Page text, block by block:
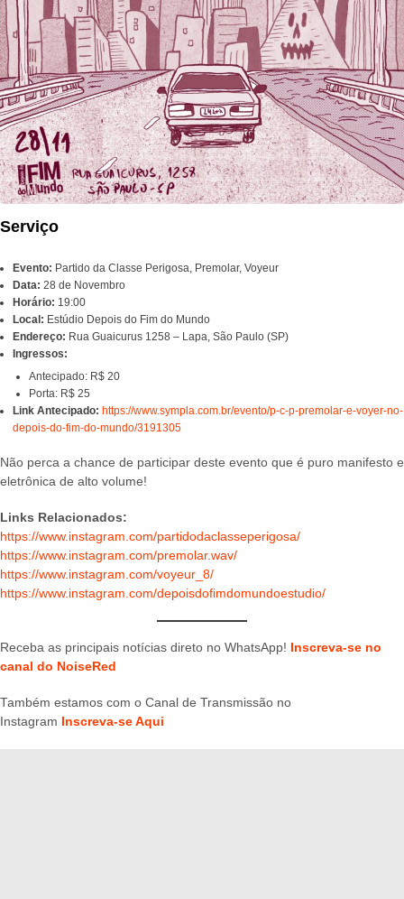
Serviço
Evento: Partido da Classe Perigosa, Premolar, Voyeur
Data: 28 de Novembro
Horário: 19:00
Local: Estúdio Depois do Fim do Mundo
Endereço: Rua Guaicurus 1258 – Lapa, São Paulo (SP)
Ingressos:
Antecipado: R$ 20
Porta: R$ 25
Link Antecipado: https://www.sympla.com.br/evento/p-c-p-premolar-e-voyer-no-
depois-do-fim-do-mundo/3191305
Não perca a chance de participar deste evento que é puro manifesto e
eletrônica de alto volume!
Links Relacionados:
https://www.instagram.com/partidodaclasseperigosa/
https://www.instagram.com/premolar.wav/
https://www.instagram.com/voyeur_8/
https://www.instagram.com/depoisdofimdomundoestudio/
Receba as principais notícias direto no WhatsApp!
Inscreva-se no
canal do NoiseRed
Também estamos com o Canal de Transmissão no
Instagram
Inscreva-se Aqui